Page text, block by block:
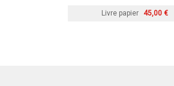
Livre papier 45,00 €